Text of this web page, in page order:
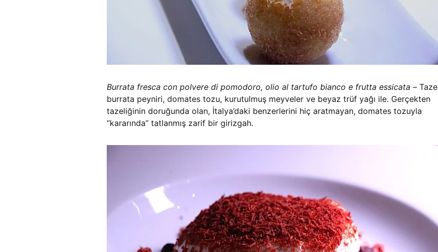
Burrata fresca con polvere di pomodoro, olio al tartufo bianco e frutta essicata – Taze
burrata peyniri, domates tozu, kurutulmuş meyveler ve beyaz trüf yağı ile. Gerçekten
tazeliğinin doruğunda olan, İtalya’daki benzerlerini hiç aratmayan, domates tozuyla
“kararında” tatlanmış zarif bir girizgah.